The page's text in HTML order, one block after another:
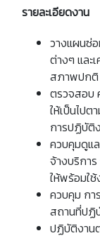
รายละเอียดงาน
วางแผนซ่
ต่างๆ และ
สภาพปกติ
ตรวจสอบ
ให้เป็นไปต
การปฏิบัติ
ควบคุมดูแ
จ้างบริกา
ให้พร้อมใ
ควบคุม กา
สถานที่ปฏิ
ปฏิบัติงาน